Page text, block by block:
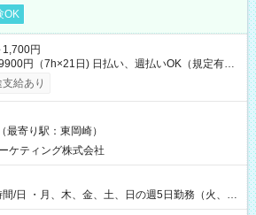
OK
円
日) 日払い、週払いOK（規定有
間】試用期間なし
給あり
最寄り駅：東岡崎）
ケティング株式会社
/日 ・月、木、金、土、日の週5日勤務（火、水
夏季、年末年始等、長期休暇有り！） ・ワンシ